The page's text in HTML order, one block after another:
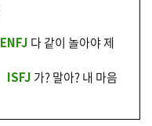
ENFJ 다 같이 놀아야 제
ISFJ 가? 말아? 내 마음